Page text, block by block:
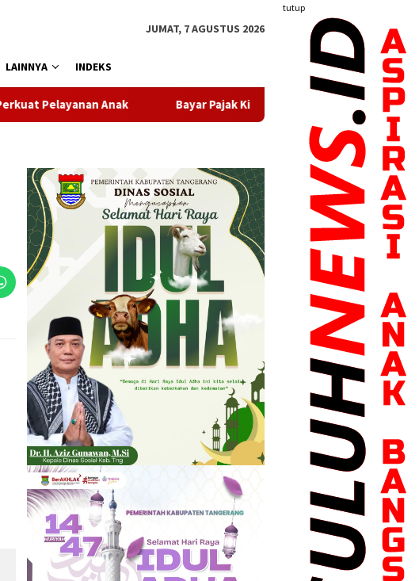
tutup
JUMAT, 7 AGUSTUS 2026
LAINNYA INDEKS
Bayar Pajak Kini Makin Mudah, Pemkot Tangerang Sediakan Beragam